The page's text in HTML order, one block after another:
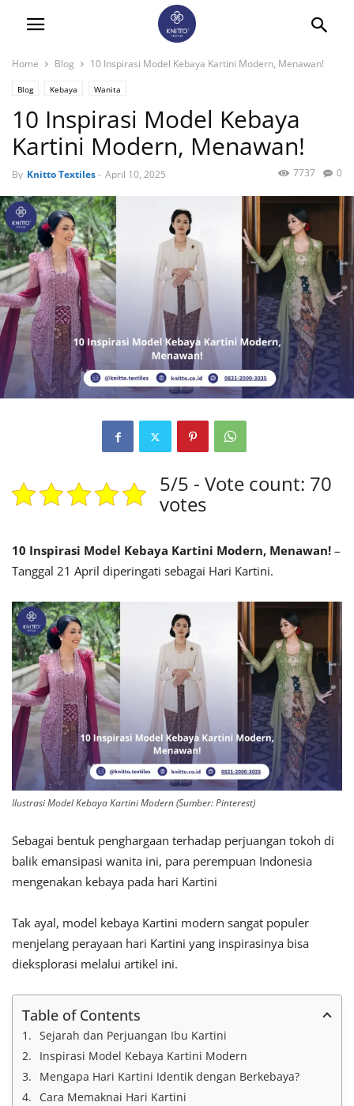
Home Blog 10 Inspirasi Model Kebaya Kartini Modern, Menawan!
Blog Kebaya Wanita
10 Inspirasi Model Kebaya
Kartini Modern, Menawan!
By Knitto Textiles- April 10, 2025 0
7737
5/5 - Vote count: 70
votes
10 Inspirasi Model Kebaya Kartini Modern, Menawan! –
Tanggal 21 April diperingati sebagai Hari Kartini.
Ilustrasi Model Kebaya Kartini Modern (Sumber: Pinterest)
Sebagai bentuk penghargaan terhadap perjuangan tokoh di
balik emansipasi wanita ini, para perempuan Indonesia
mengenakan kebaya pada hari Kartini
Tak ayal, model kebaya Kartini modern sangat populer
menjelang perayaan hari Kartini yang inspirasinya bisa
dieksplorasi melalui artikel ini.
Table of Contents
Sejarah dan Perjuangan Ibu Kartini
Inspirasi Model Kebaya Kartini Modern
Mengapa Hari Kartini Identik dengan Berkebaya?
Cara Memaknai Hari Kartini